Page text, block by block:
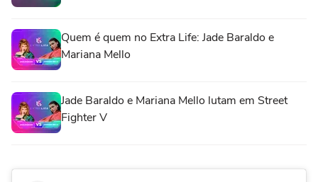
Quem é quem no Extra Life: Jade Baraldo e
Mariana Mello
Jade Baraldo e Mariana Mello lutam em Street
Fighter V